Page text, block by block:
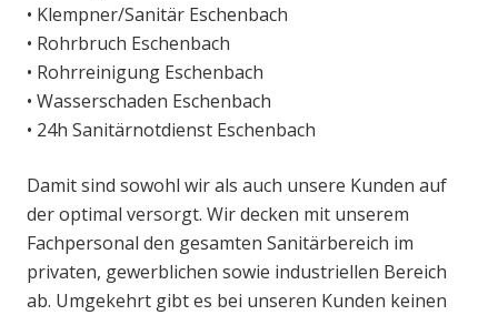
• Klempner/Sanitär Eschenbach
• Rohrbruch Eschenbach
• Rohrreinigung Eschenbach
• Wasserschaden Eschenbach
• 24h Sanitärnotdienst Eschenbach
Damit sind sowohl wir als auch unsere Kunden auf
der optimal versorgt. Wir decken mit unserem
Fachpersonal den gesamten Sanitärbereich im
privaten, gewerblichen sowie industriellen Bereich
ab. Umgekehrt gibt es bei unseren Kunden keinen